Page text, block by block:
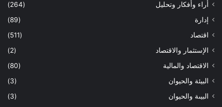
أراء وأفكار وتحليل
(264)
إدارة
(89)
اقتصاد
(511)
الإستثمار والاقتصاد
(2)
الاقتصاد والمالية
(80)
البيئة والحيوان
(3)
البيىة والحيوان
(3)